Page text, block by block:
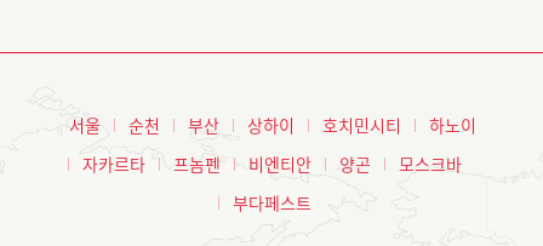
서울 순천 부산 상하이 호치민시티
하노이
자카르타
프놈펜 비엔티안 양곤
모스크바
부다페스트